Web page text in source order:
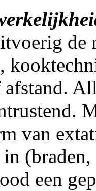
de
van
een